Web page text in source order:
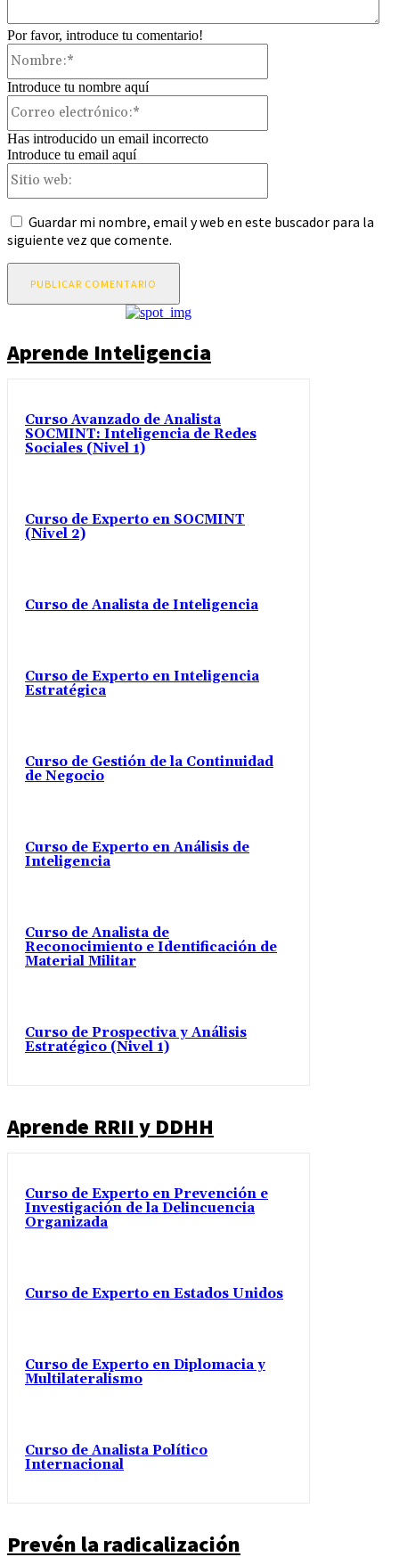
Por favor, introduce tu comentario!
Introduce tu nombre aquí
Has introducido un email incorrecto
Introduce tu email aquí
Guardar mi nombre, email y web en este buscador para la
siguiente vez que comente.
Aprende Inteligencia
Curso Avanzado de Analista
SOCMINT: Inteligencia de Redes
Sociales (Nivel 1)
Curso de Experto en SOCMINT
(Nivel 2)
Curso de Analista de Inteligencia
Curso de Experto en Inteligencia
Estratégica
Curso de Gestión de la Continuidad
de Negocio
Curso de Experto en Análisis de
Inteligencia
Curso de Analista de
Reconocimiento e Identificación de
Material Militar
Curso de Prospectiva y Análisis
Estratégico (Nivel 1)
Aprende RRII y DDHH
Curso de Experto en Prevención e
Investigación de la Delincuencia
Organizada
Curso de Experto en Estados Unidos
Curso de Experto en Diplomacia y
Multilateralismo
Curso de Analista Político
Internacional
Prevén la radicalización